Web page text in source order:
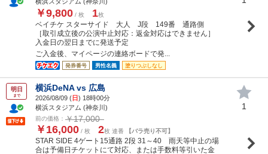
￥9,800 / 枚 1枚
ベイチケ スターサイド 大人 J段 149番 通路側
［取引成立後の公演中止対応：返金対応はできません］
入金日の翌日までに発送予定
ご入金後、マイページの連絡ボードで発...
発券番号 男性名義 塗りつぶしなし
明日
まで
横浜DeNA vs 広島
2026/08/09 (日) 18時00分
横浜スタジアム (神奈川)
前の価格： ￥17,000
￥16,000 / 枚 2枚 連番 【バラ売り不可】
STAR SIDE 4ゲート15通路 2段 31～40 雨天等中止の場
合は予備日チケットにて対応、または手数料等引いた金
1